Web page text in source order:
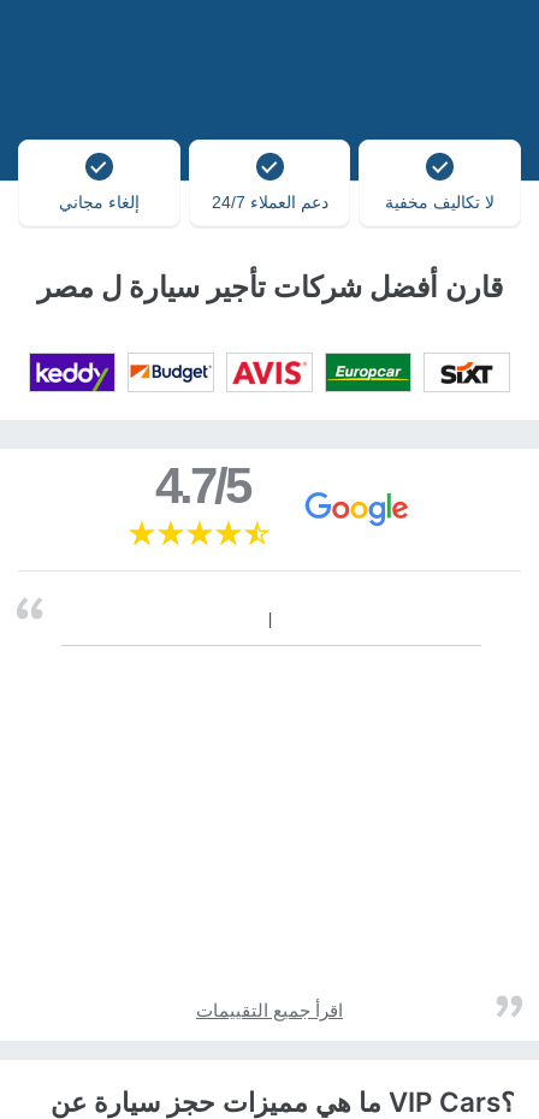
لا تكاليف مخفية دعم العملاء 24/7 إلغاء مجاني
قارن أفضل شركات تأجير سيارة ل مصر
4.7/5
اقرأ جميع التقييمات
؟VIP Cars ما هي مميزات حجز سيارة عن